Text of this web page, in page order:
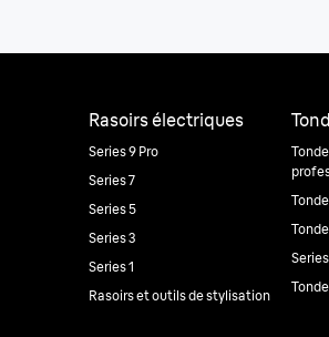
Rasoirs électriques
Series 9 Pro
Series 7
Series 5
Series 3
Series 1
Rasoirs et outils de stylisation